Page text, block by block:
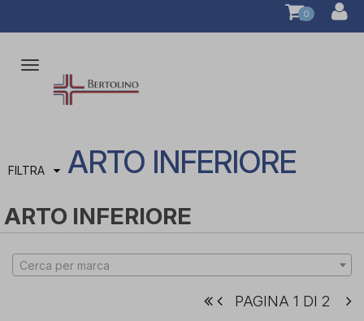
0
Attiva/disattiva
navigazione
FILTRA ARTO INFERIORE
ARTO INFERIORE
Cerca per marca
PAGINA 1 DI 2